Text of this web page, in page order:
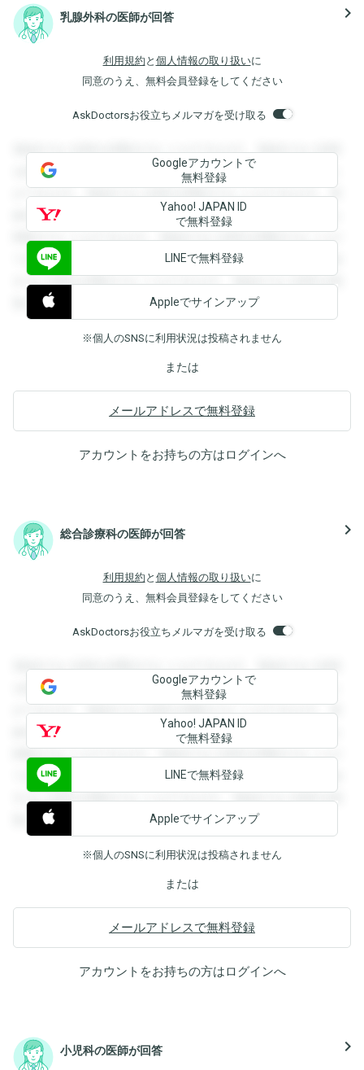
乳腺外科の医師が回答 navigate_next
利用規約 と 個人情報の取り扱いに
同意のうえ、無料会員登録をしてください
AskDoctorsお役立ちメルマガを受け取る
登録すると回答を閲覧することができます。登録すると回答
を閲覧することができます。登録すると回答を閲覧すること
ができます。登録すると回答を閲覧することができます。登
録すると回答を閲覧することができます。登録すると回答を
閲覧することができます。登録すると回答を閲覧することが
できます。登録すると回答を閲覧することができます。登録
すると回答を閲覧することができます。登録すると回答を閲
覧することができます。
Googleアカウントで
無料登録
Yahoo! JAPAN ID
で無料登録
LINEで無料登録
Appleでサインアップ
※個人のSNSに利用状況は投稿されません
または
メールアドレスで無料登録
アカウントをお持ちの方はログインへ
総合診療科の医師が回答 navigate_next
利用規約 と 個人情報の取り扱いに
同意のうえ、無料会員登録をしてください
AskDoctorsお役立ちメルマガを受け取る
登録すると回答を閲覧することができます。登録すると回答
を閲覧することができます。登録すると回答を閲覧すること
ができます。登録すると回答を閲覧することができます。登
録すると回答を閲覧することができます。登録すると回答を
閲覧することができます。登録すると回答を閲覧することが
できます。登録すると回答を閲覧することができます。登録
すると回答を閲覧することができます。登録すると回答を閲
覧することができます。
Googleアカウントで
無料登録
Yahoo! JAPAN ID
で無料登録
LINEで無料登録
Appleでサインアップ
※個人のSNSに利用状況は投稿されません
または
メールアドレスで無料登録
アカウントをお持ちの方はログインへ
小児科の医師が回答 navigate_next